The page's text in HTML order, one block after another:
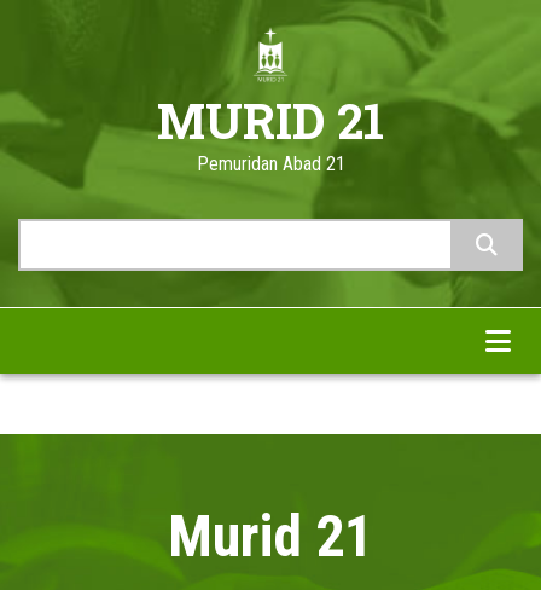
content
MURID 21
Pemuridan Abad 21
Murid 21